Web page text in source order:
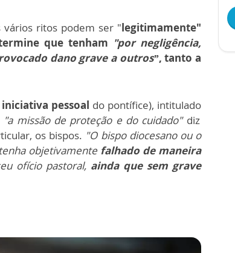
vários ritos podem ser "legitimamente"
que tenham "por negligência,
dano grave a outros”, tanto a
iniciativa pessoal do pontífice), intitulado
"a missão de proteção e do cuidado"diz
os bispos. "O bispo diocesano ou o
objetivamentefalhado de maneira
ofício pastoral, ainda que sem grave